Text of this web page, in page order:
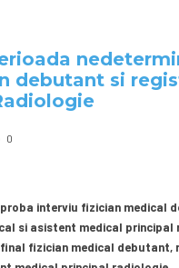
debutant si
0
interviu fizician medical
si asistent medical principal
fizician medical debutant,